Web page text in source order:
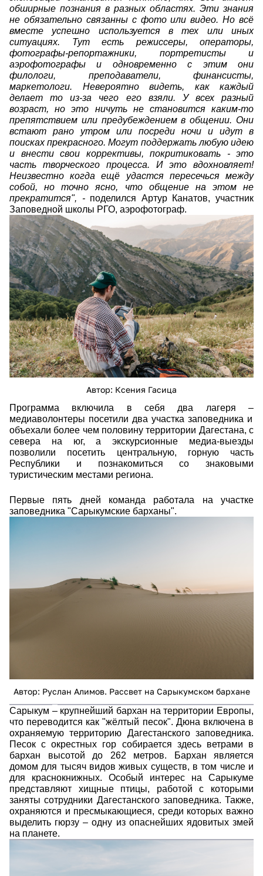
обширные познания в разных областях. Эти знания
не обязательно связанны с фото или видео. Но всё
вместе успешно используется в тех или иных
ситуациях. Тут есть режиссеры, операторы,
фотографы-репортажники, портретисты и
аэрофотографы и одновременно с этим они
филологи, преподаватели, финансисты,
маркетологи. Невероятно видеть, как каждый
делает то из-за чего его взяли. У всех разный
возраст, но это ничуть не становится каким-то
препятствием или предубеждением в общении. Они
встают рано утром или посреди ночи и идут в
поисках прекрасного. Могут поддержать любую идею
и внести свои коррективы, покритиковать - это
часть творческого процесса. И это вдохновляет!
Неизвестно когда ещё удастся пересечься между
собой, но точно ясно, что общение на этом не
прекратится", - поделился Артур Канатов, участник
Заповедной школы РГО, аэрофотограф.
img-270.jpg
Автор: Ксения Гасица
Программа включила в себя два лагеря –
медиаволонтеры посетили два участка заповедника и
объехали более чем половину территории Дагестана, с
севера на юг, а экскурсионные медиа-выезды
позволили посетить центральную, горную часть
Республики и познакомиться со знаковыми
туристическим местами региона.
Первые пять дней команда работала на участке
заповедника "Сарыкумские барханы".
Автор: Руслан Алимов. Рассвет на Сарыкумском бархане
Сарыкум –крупнейший бархан на территории Европы,
что переводится как "жёлтый песок". Дюна включена в
охраняемую территорию Дагестанского заповедника.
Песок с окрестных гор собирается здесь ветрами в
бархан высотой до 262 метров. Бархан является
домом для тысяч видов живых существ, в том числе и
для краснокнижных. Особый интерес на Сарыкуме
представляют хищные птицы, работой с которыми
заняты сотрудники Дагестанского заповедника. Также,
охраняются и пресмыкающиеся, среди которых важно
выделить гюрзу– одну из опаснейших ядовитых змей
на планете.